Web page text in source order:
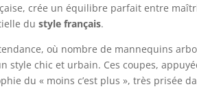
crée un équilibre parfait entre
dustyle français.
où nombre de mannequins
style chic et urbain. Ces coupes,
du « moins c’est plus », très prisée